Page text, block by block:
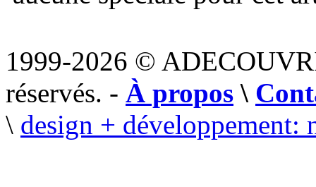
1999-2026 ©
réservés. - À propos \
\ design + développement: